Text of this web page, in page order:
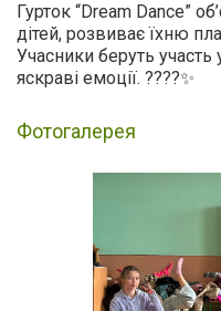
Гурток “Dream Dance”
дітей, розвиває їхню
Учасники беруть
яскраві емоції. ????✨
Фотогалерея